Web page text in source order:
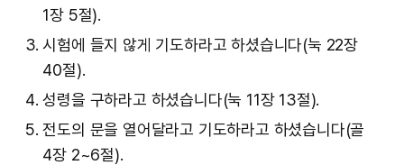
1장 5절).
시험에 들지 않게 기도하라고 하셨습니다(눅 22장
40절).
성령을 구하라고 하셨습니다(눅 11장 13절).
전도의 문을 열어달라고 기도하라고 하셨습니다(골
4장 2~6절).